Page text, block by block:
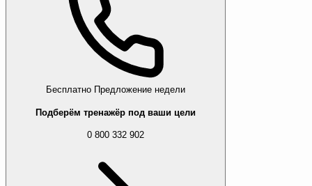
Бесплатно Предложение недели
Подберём тренажёр под ваши цели
0 800 332 902